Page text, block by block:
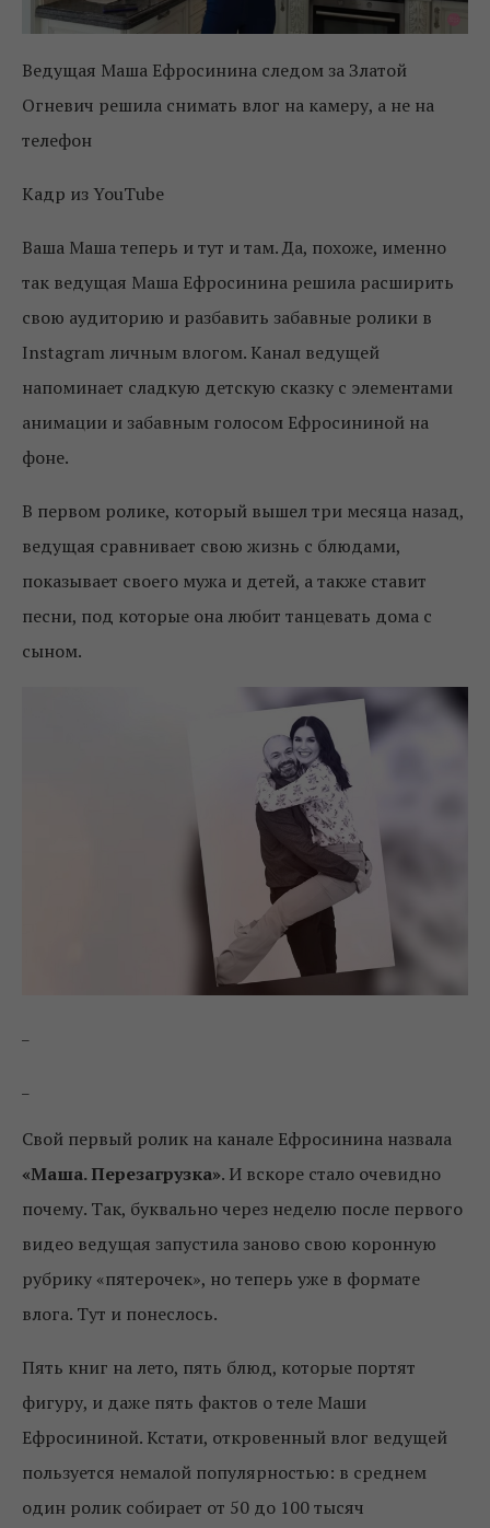
Ведущая Маша Ефросинина следом за Златой
Огневич решила снимать влог на камеру, а не на
телефон
Кадр из YouTube
Ваша Маша теперь и тут и там. Да, похоже, именно
так ведущая Маша Ефросинина решила расширить
свою аудиторию и разбавить забавные ролики в
Instagram личным влогом. Канал ведущей
напоминает сладкую детскую сказку с элементами
анимации и забавным голосом Ефросининой на
фоне.
В первом ролике, который вышел три месяца назад,
ведущая сравнивает свою жизнь с блюдами,
показывает своего мужа и детей, а также ставит
песни, под которые она любит танцевать дома с
сыном.
Свой первый ролик на канале Ефросинина назвала
«Маша. Перезагрузка». И вскоре стало очевидно
почему. Так, буквально через неделю после первого
видео ведущая запустила заново свою коронную
рубрику «пятерочек», но теперь уже в формате
влога. Тут и понеслось.
Пять книг на лето, пять блюд, которые портят
фигуру, и даже пять фактов о теле Маши
Ефросининой. Кстати, откровенный влог ведущей
пользуется немалой популярностью: в среднем
один ролик собирает от 50 до 100 тысяч